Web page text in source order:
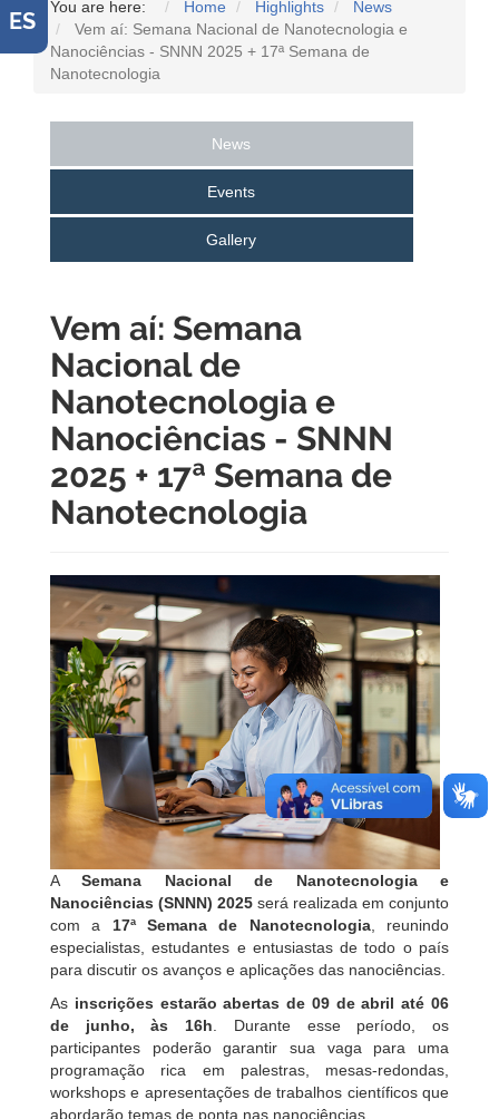
ES
You are here: Home Highlights
News
Vem aí: Semana Nacional de Nanotecnologia e
Nanociências - SNNN 2025 + 17ª Semana de
Nanotecnologia
News
Events
Gallery
Vem aí: Semana
Nacional de
Nanotecnologia e
Nanociências - SNNN
2025 + 17ª Semana de
Nanotecnologia
ASemana Nacional de Nanotecnologia e
Nanociências (SNNN) 2025 será realizada em conjunto
com a 17ª Semana de Nanotecnologia, reunindo
especialistas, estudantes e entusiastas de todo o país
para discutir os avanços e aplicações das nanociências.
As inscrições estarão abertas de 09 de abril até 06
de junho, às 16h . Durante esse período, os
participantes poderão garantir sua vaga para uma
programação rica em palestras, mesas-redondas,
workshops e apresentações de trabalhos científicos que
abordarão temas de ponta nas nanociências.